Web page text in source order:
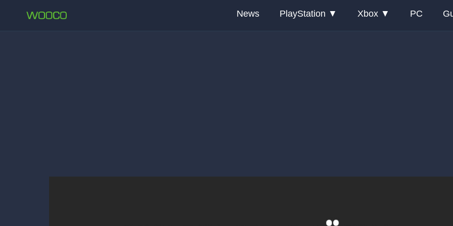
News PlayStation Xbox PC